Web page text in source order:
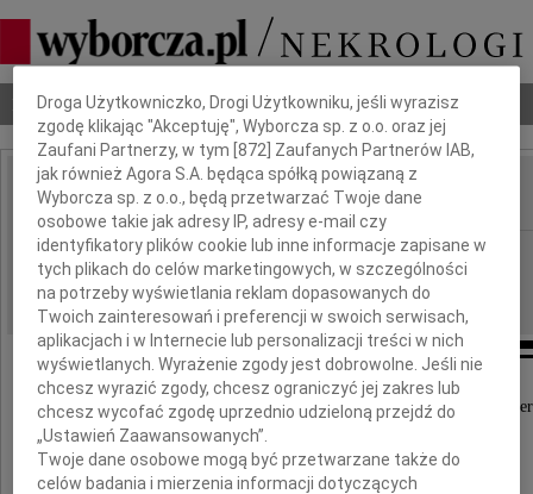
Nekrologi Odeszli Poradnik pogrzebowy
IMIĘ I NAZWISKO:
REGION: Szczecin
DATA EMISJI: 06.03.2012
Z głębokim żalem przyjęliśmy wiadomość o
dr. hab. prof. US
Dbamy o Twoją prywatność
Droga Użytkowniczko, Drogi Użytkowniku, jeśli wyrazisz
zgodę klikając "Akceptuję", Wyborcza sp. z o.o. oraz jej
Zaufani Partnerzy, w tym [872 ] Zaufanych Partnerów IAB,
jak również Agora S.A. będąca spółką powiązaną z
Wyborcza sp. z o.o., będą przetwarzać Twoje dane
osobowe takie jak adresy IP, adresy e-mail czy
identyfikatory plików cookie lub inne informacje zapisane w
tych plikach do celów marketingowych, w szczególności
na potrzeby wyświetlania reklam dopasowanych do
Twoich zainteresowań i preferencji w swoich serwisach,
aplikacjach i w Internecie lub personalizacji treści w nich
wyświetlanych. Wyrażenie zgody jest dobrowolne. Jeśli nie
chcesz wyrazić zgody, chcesz ograniczyć jej zakres lub
chcesz wycofać zgodę uprzednio udzieloną przejdź do
„Ustawień Zaawansowanych”.
Twoje dane osobowe mogą być przetwarzane także do
celów badania i mierzenia informacji dotyczących